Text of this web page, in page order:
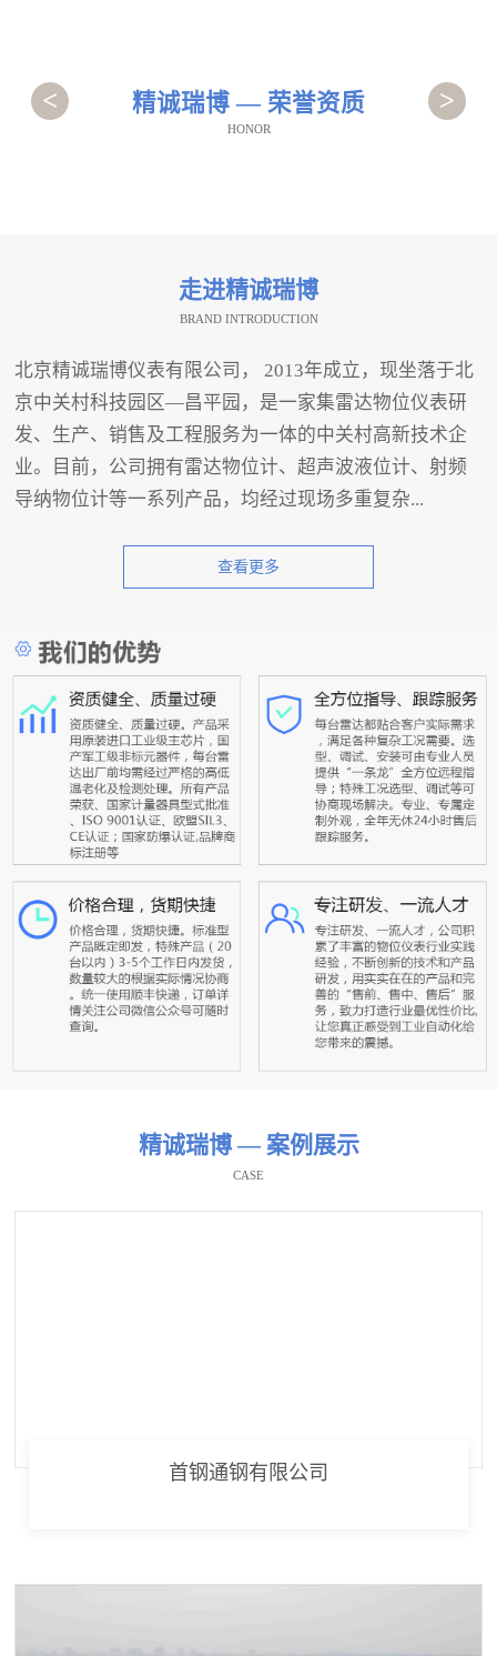
精诚瑞博 — 荣誉资质
HONOR
< >
走进精诚瑞博
BRAND INTRODUCTION
北京精诚瑞博仪表有限公司， 2013年成立，现坐落于北
京中关村科技园区—昌平园，是一家集雷达物位仪表研
发、生产、销售及工程服务为一体的中关村高新技术企
业。目前，公司拥有雷达物位计、超声波液位计、射频
导纳物位计等一系列产品，均经过现场多重复杂...
查看更多
精诚瑞博 — 案例展示
CASE
首钢通钢有限公司